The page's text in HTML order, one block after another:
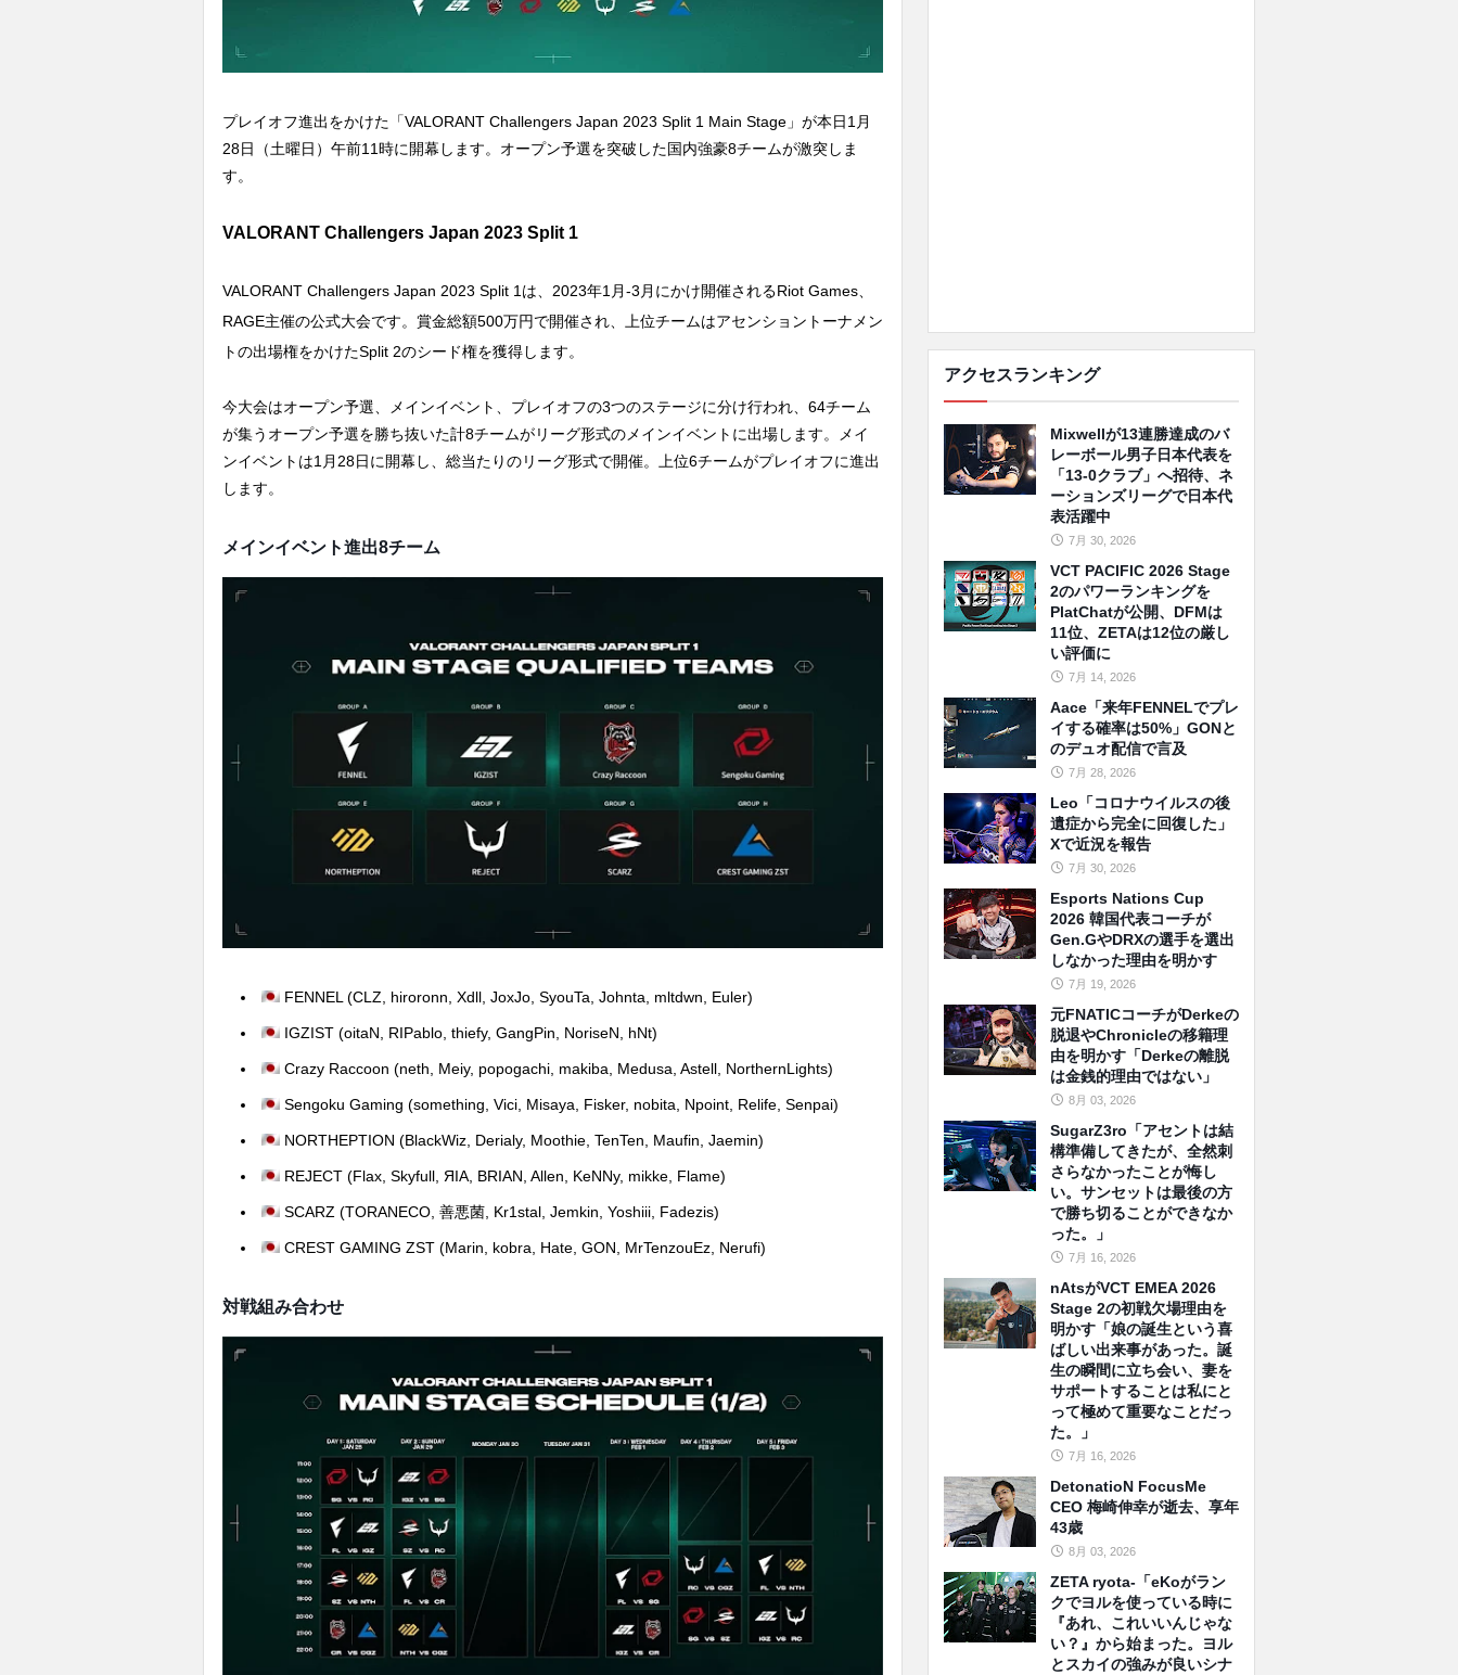
プレイオフ進出をかけた「VALORANT Challengers Japan 2023 Split 1 Main Stage」が本日1月
28日（土曜日）午前11時に開幕します。オープン予選を突破した国内強豪8チームが激突しま
す。
VALORANT Challengers Japan 2023 Split 1
VALORANT Challengers Japan 2023 Split 1は、2023年1月-3月にかけ開催されるRiot Games、
RAGE主催の公式大会です。賞金総額500万円で開催され、上位チームはアセンショントーナメン
トの出場権をかけたSplit 2のシード権を獲得します。
今大会はオープン予選、メインイベント、プレイオフの3つのステージに分け行われ、64チーム
が集うオープン予選を勝ち抜いた計8チームがリーグ形式のメインイベントに出場します。メイ
ンイベントは1月28日に開幕し、総当たりのリーグ形式で開催。上位6チームがプレイオフに進出
します。
メインイベント進出8チーム
FENNEL (CLZ, hiroronn, Xdll, JoxJo, SyouTa, Johnta, mltdwn, Euler)
IGZIST (oitaN, RIPablo, thiefy, GangPin, NoriseN, hNt)
Crazy Raccoon (neth, Meiy, popogachi, makiba, Medusa, Astell, NorthernLights)
Sengoku Gaming (something, Vici, Misaya, Fisker, nobita, Npoint, Relife, Senpai)
NORTHEPTION (BlackWiz, Derialy, Moothie, TenTen, Maufin, Jaemin)
REJECT (Flax, Skyfull, ЯIA, BRIAN, Allen, KeNNy, mikke, Flame)
SCARZ (TORANECO, 善悪菌, Kr1stal, Jemkin, Yoshiii, Fadezis)
CREST GAMING ZST (Marin, kobra, Hate, GON, MrTenzouEz, Nerufi)
対戦組み合わせ
アクセスランキング
Mixwellが13連勝達成のバ
レーボール男子日本代表を
「13-0クラブ」へ招待、ネ
ーションズリーグで日本代
表活躍中
7月 30, 2026
VCT PACIFIC 2026 Stage
2のパワーランキングを
PlatChatが公開、DFMは
11位、ZETAは12位の厳し
い評価に
7月 14, 2026
Aace「来年FENNELでプレ
イする確率は50%」GONと
のデュオ配信で言及
7月 28, 2026
Leo「コロナウイルスの後
遺症から完全に回復した」
Xで近況を報告
7月 30, 2026
Esports Nations Cup
2026 韓国代表コーチが
Gen.GやDRXの選手を選出
しなかった理由を明かす
7月 19, 2026
元FNATICコーチがDerkeの
脱退やChronicleの移籍理
由を明かす「Derkeの離脱
は金銭的理由ではない」
8月 03, 2026
SugarZ3ro「アセントは結
構準備してきたが、全然刺
さらなかったことが悔し
い。サンセットは最後の方
で勝ち切ることができなか
った。」
7月 16, 2026
nAtsがVCT EMEA 2026
Stage 2の初戦欠場理由を
明かす「娘の誕生という喜
ばしい出来事があった。誕
生の瞬間に立ち会い、妻を
サポートすることは私にと
って極めて重要なことだっ
た。」
7月 16, 2026
DetonatioN FocusMe
CEO 梅崎伸幸が逝去、享年
43歳
8月 03, 2026
ZETA ryota-「eKoがラン
クでヨルを使っている時に
『あれ、これいいんじゃな
い？』から始まった。ヨル
とスカイの強みが良いシナ